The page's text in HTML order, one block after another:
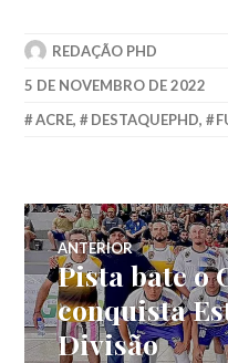
REDAÇÃO PHD
5 DE NOVEMBRO DE 2022
ACRE, DESTAQUEPHD,
ANTERIOR
Pista bate o
conquista
Divisão